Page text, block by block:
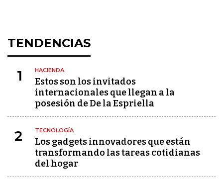
TENDENCIAS
1 HACIENDA
Estos son los invitados
internacionales que llegan a la
posesión de De la Espriella
2 TECNOLOGÍA
Los gadgets innovadores que están
transformando las tareas cotidianas
del hogar